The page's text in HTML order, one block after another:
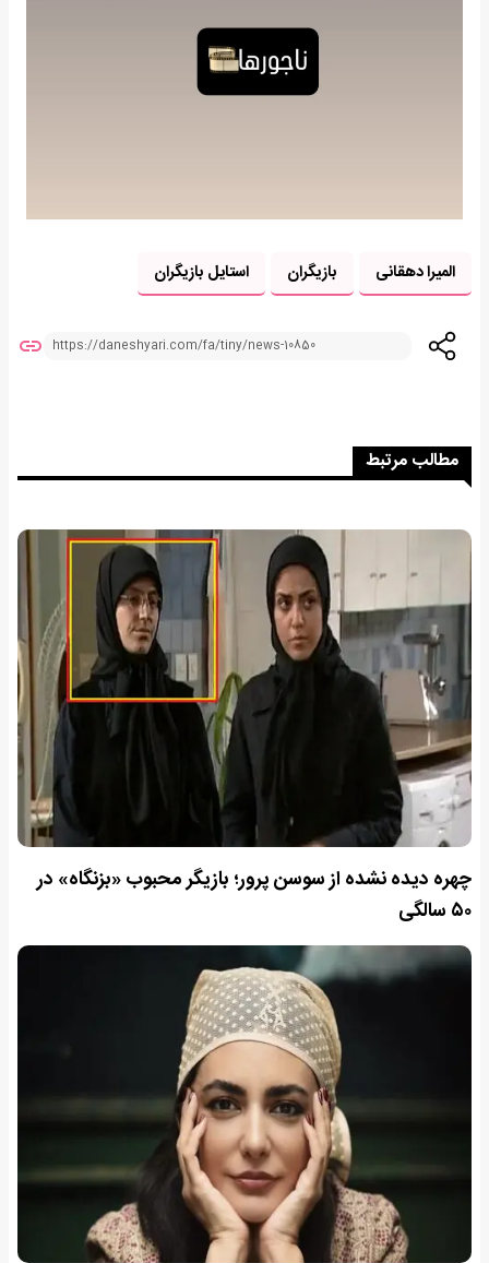
المیرا دهقانی بازیگران استایل بازیگران
مطالب مرتبط
چهره دیده نشده از سوسن پرور؛ بازیگر محبوب «بزنگاه» در
۵۰ سالگی